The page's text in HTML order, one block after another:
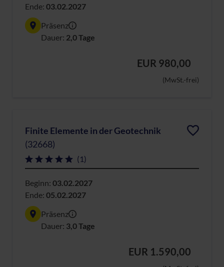
Ende: 03.02.2027
Präsenz
Dauer: 2,0 Tage
EUR 980,00
(MwSt.-frei)
Finite Elemente in der Geotechnik
(32668)
(1)
Beginn: 03.02.2027
Ende: 05.02.2027
Präsenz
Dauer: 3,0 Tage
EUR 1.590,00